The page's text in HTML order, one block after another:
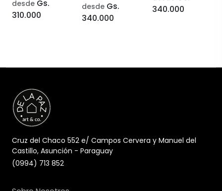
desde Gs.
310.000
desde Gs.
340.000
340.000
Cruz del Chaco 552 e/ Campos Cervera y Manuel del
Castillo, Asunción - Paraguay
(0994) 713 852